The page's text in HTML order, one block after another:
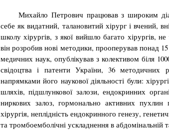
Михайло Петрович працював з широким
себе як видатний, талановитий хірург і вчений,
школу хірургів, з якої вийшло багато хірургів,
він розробив нові методики, прооперував понад 15
медичних наук, опублікував з колективом біля
сві­доцтва і патенти України, 36 мето­дичних
напрямками його наукової діяль­нос­ті були:
шляхів, підшлункової залози, ендокринних
ниркових залоз, гормонально активних пухлин
хірургія, неплідність ендокринного генезу,
та тромбоемболічні усклад­нен­ня в абдомінальній